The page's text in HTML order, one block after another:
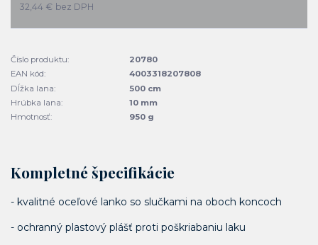
32,44 € bez DPH
Číslo produktu:
20780
EAN kód:
4003318207808
Dĺžka lana:
500 cm
Hrúbka lana:
10 mm
Hmotnosť:
950 g
Kompletné špecifikácie
- kvalitné oceľové lanko so slučkami na oboch koncoch
- ochranný plastový plášť proti poškriabaniu laku